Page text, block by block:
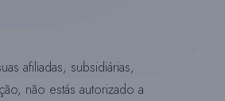
afiliadas, subsidiárias,
não estás autorizado a